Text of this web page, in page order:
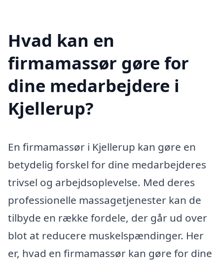
Hvad kan en
firmamassør gøre for
dine medarbejdere i
Kjellerup?
En firmamassør i Kjellerup kan gøre en
betydelig forskel for dine medarbejderes
trivsel og arbejdsoplevelse. Med deres
professionelle massagetjenester kan de
tilbyde en række fordele, der går ud over
blot at reducere muskelspændinger. Her
er, hvad en firmamassør kan gøre for dine